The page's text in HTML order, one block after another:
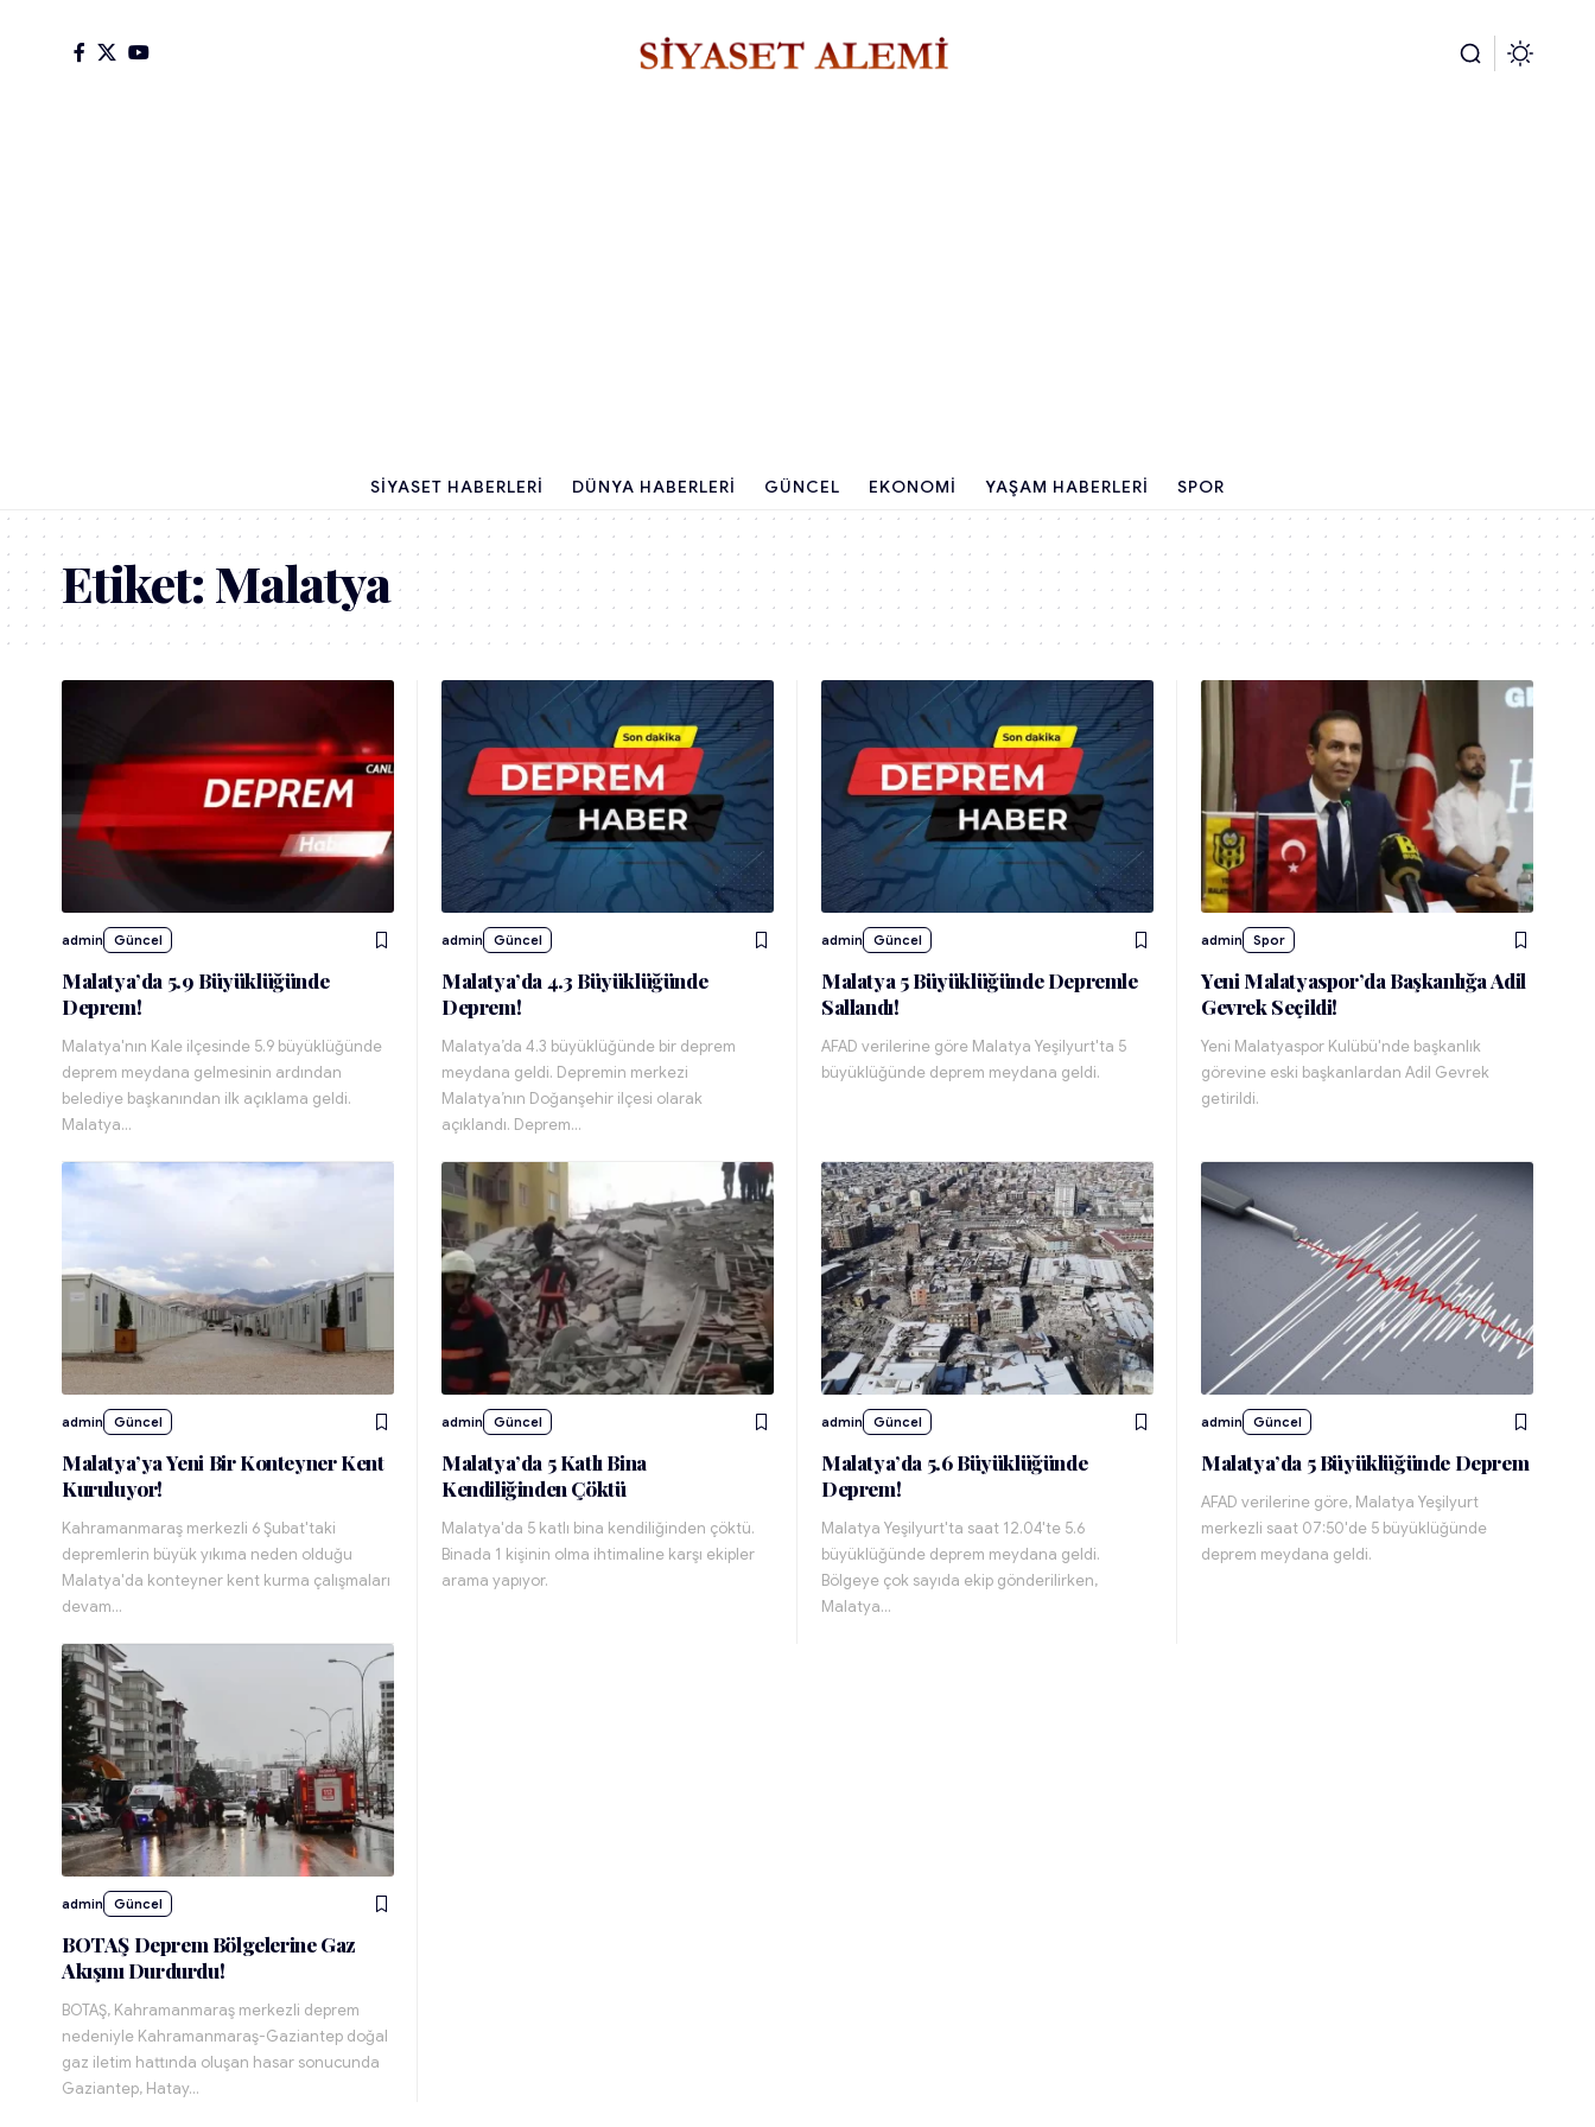
SIYASET HABERLERI DÜNYA HABERLERI GÜNCEL EKONOMI YAŞAM HABERLERI SPOR
Etiket:Malatya
admin Güncel
Malatya’da 5.9 Büyüklüğünde
Deprem!
Malatya'nın Kale ilçesinde 5.9 büyüklüğünde
deprem meydana gelmesinin ardından
belediye başkanından ilk açıklama geldi.
Malatya…
admin Güncel
Malatya’da 4.3 Büyüklüğünde
Deprem!
Malatya’da 4.3 büyüklüğünde bir deprem
meydana geldi. Depremin merkezi
Malatya’nın Doğanşehir ilçesi olarak
açıklandı. Deprem…
admin Güncel
Malatya 5 Büyüklüğünde Depremle
Sallandı!
AFAD verilerine göre Malatya Yeşilyurt'ta 5
büyüklüğünde deprem meydana geldi.
admin Spor
Yeni Malatyaspor’da Başkanlığa Adil
Gevrek Seçildi!
Yeni Malatyaspor Kulübü'nde başkanlık
görevine eski başkanlardan Adil Gevrek
getirildi.
admin Güncel
Malatya’ya Yeni Bir Konteyner Kent
Kuruluyor!
Kahramanmaraş merkezli 6 Şubat'taki
depremlerin büyük yıkıma neden olduğu
Malatya'da konteyner kent kurma çalışmaları
devam…
admin Güncel
Malatya’da 5 Katlı Bina
Kendiliğinden Çöktü
Malatya'da 5 katlı bina kendiliğinden çöktü.
Binada 1 kişinin olma ihtimaline karşı ekipler
arama yapıyor.
admin Güncel
Malatya’da 5.6 Büyüklüğünde
Deprem!
Malatya Yeşilyurt'ta saat 12.04'te 5.6
büyüklüğünde deprem meydana geldi.
Bölgeye çok sayıda ekip gönderilirken,
Malatya…
admin Güncel
Malatya’da 5 Büyüklüğünde Deprem
AFAD verilerine göre, Malatya Yeşilyurt
merkezli saat 07:50'de 5 büyüklüğünde
deprem meydana geldi.
admin Güncel
BOTAŞ Deprem Bölgelerine Gaz
Akışını Durdurdu!
BOTAŞ, Kahramanmaraş merkezli deprem
nedeniyle Kahramanmaraş-Gaziantep doğal
gaz iletim hattında oluşan hasar sonucunda
Gaziantep, Hatay…